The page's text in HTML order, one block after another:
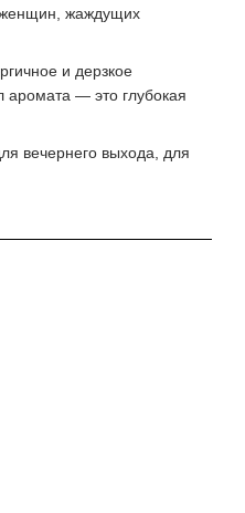
женщин, жаждущих
и дерзкое
аромата — это глубокая
вечернего выхода, для